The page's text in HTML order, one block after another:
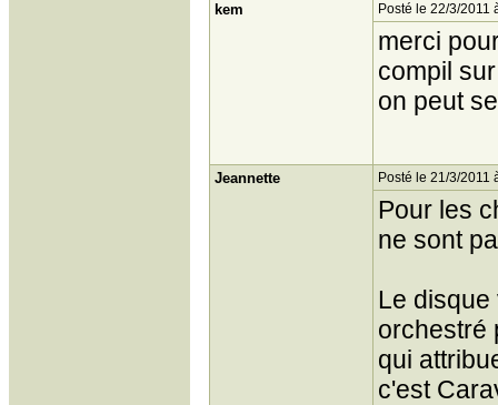
kem Posté le 22/3/2011
merci
compil
on peut
Jeannette Posté le 21/3/2011
Pour les
ne sont
Le
orchestré
qui
c'est